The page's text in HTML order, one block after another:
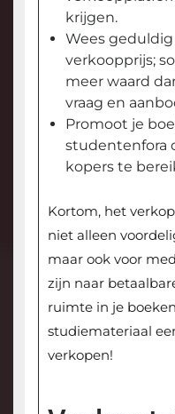
krijgen.
Wees
verkoopprijs;
meer waard
vraag en
Promoot je
studentenfora
kopers te
Kortom, het
niet alleen
maar ook voor
zijn naar
ruimte in je
studiemateriaal
verkopen!